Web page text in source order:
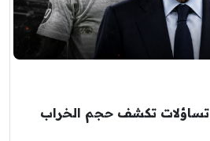
“ لا تأمن للخائن “ 10 تساؤلات تكشف حجم الخراب